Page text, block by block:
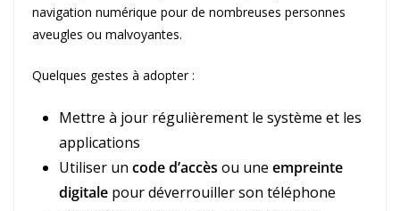
navigation numérique pour de nombreuses personnes
aveugles ou malvoyantes.
Quelques gestes à adopter :
Mettre à jour régulièrement le système et les
applications
Utiliser un code d’accès ou une empreinte
digitale pour déverrouiller son téléphone